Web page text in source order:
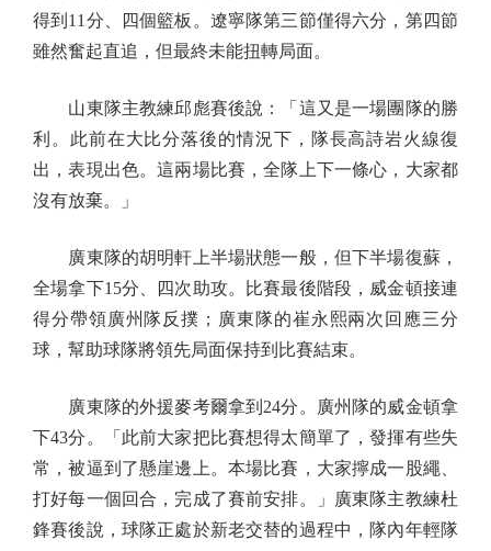
得到11分、四個籃板。遼寧隊第三節僅得六分，第四節
雖然奮起直追，但最終未能扭轉局面。
山東隊主教練邱彪賽後說：「這又是一場團隊的勝
利。此前在大比分落後的情況下，隊長高詩岩火線復
出，表現出色。這兩場比賽，全隊上下一條心，大家都
沒有放棄。」
廣東隊的胡明軒上半場狀態一般，但下半場復蘇，
全場拿下15分、四次助攻。比賽最後階段，威金頓接連
得分帶領廣州隊反撲；廣東隊的崔永熙兩次回應三分
球，幫助球隊將領先局面保持到比賽結束。
廣東隊的外援麥考爾拿到24分。廣州隊的威金頓拿
下43分。「此前大家把比賽想得太簡單了，發揮有些失
常，被逼到了懸崖邊上。本場比賽，大家擰成一股繩、
打好每一個回合，完成了賽前安排。」廣東隊主教練杜
鋒賽後說，球隊正處於新老交替的過程中，隊內年輕隊